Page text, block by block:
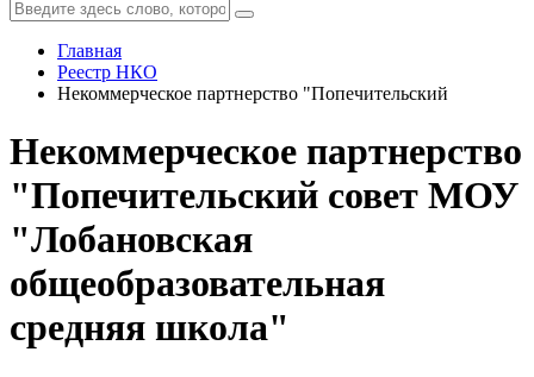
Главная
Реестр НКО
Некоммерческое партнерство "Попечительский
Некоммерческое партнерство
"Попечительский совет МОУ
"Лобановская
общеобразовательная
средняя школа"